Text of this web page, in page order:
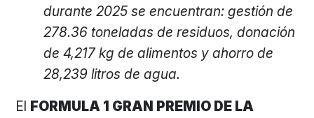
durante 2025 se encuentran: gestión de
278.36 toneladas de residuos, donación
de 4,217 kg de alimentos y ahorro de
28,239 litros de agua.
El FORMULA 1 GRAN PREMIO DE LA